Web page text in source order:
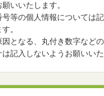
いいたします。
等の個人情報については
。
因となる、丸付き数字など
記入しないようお願いいた